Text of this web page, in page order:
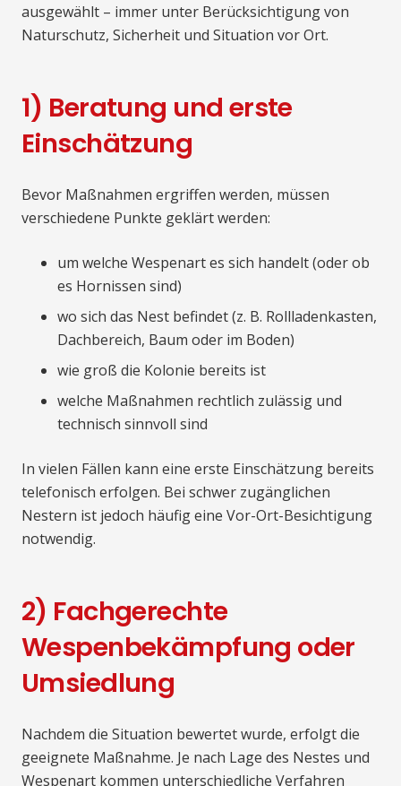
ausgewählt – immer unter Berücksichtigung von
Naturschutz, Sicherheit und Situation vor Ort.
1) Beratung und erste
Einschätzung
Bevor Maßnahmen ergriffen werden, müssen
verschiedene Punkte geklärt werden:
um welche Wespenart es sich handelt (oder ob
es Hornissen sind)
wo sich das Nest befindet (z. B. Rollladenkasten,
Dachbereich, Baum oder im Boden)
wie groß die Kolonie bereits ist
welche Maßnahmen rechtlich zulässig und
technisch sinnvoll sind
In vielen Fällen kann eine erste Einschätzung bereits
telefonisch erfolgen. Bei schwer zugänglichen
Nestern ist jedoch häufig eine Vor-Ort-Besichtigung
notwendig.
2) Fachgerechte
Wespenbekämpfung oder
Umsiedlung
Nachdem die Situation bewertet wurde, erfolgt die
geeignete Maßnahme. Je nach Lage des Nestes und
Wespenart kommen unterschiedliche Verfahren